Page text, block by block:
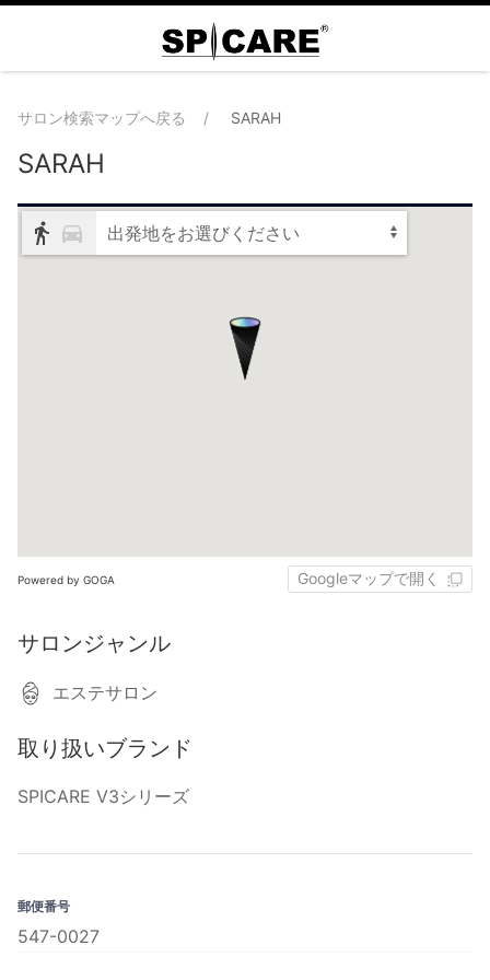
サロン検索マップへ戻る SARAH
SARAH
出発地をお選びください
Powered by GOGA Googleマップで開く
サロンジャンル
エステサロン
取り扱いブランド
SPICARE V3シリーズ
郵便番号
547-0027